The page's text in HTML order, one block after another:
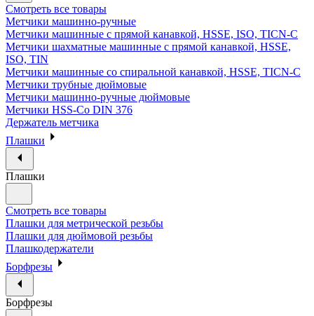
Смотреть все товары
Метчики машинно-ручные
Метчики машинные с прямой канавкой, HSSE, ISO, TICN-C
Метчики шахматные машинные с прямой канавкой, HSSE,
ISO, TIN
Метчики машинные со спиральной канавкой, HSSE, TICN-C
Метчики трубные дюймовые
Метчики машинно-ручные дюймовые
Метчики HSS-Co DIN 376
Держатель метчика
Плашки
Плашки
Смотреть все товары
Плашки для метрической резьбы
Плашки для дюймовой резьбы
Плашкодержатели
Борфрезы
Борфрезы